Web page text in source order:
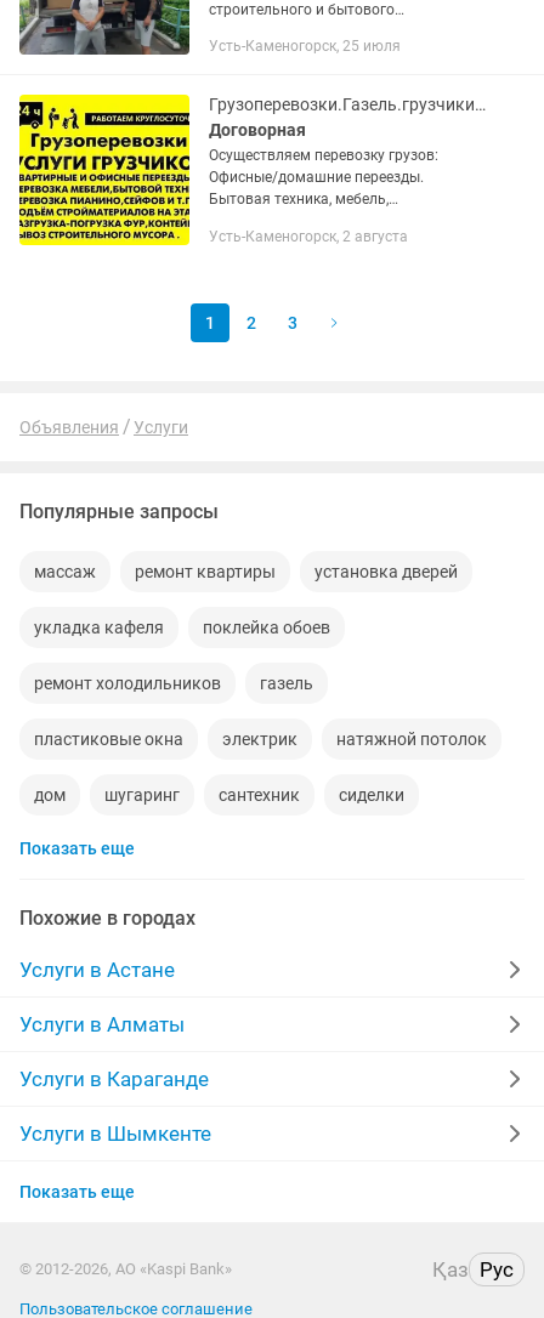
строительного и бытового
стройматериала. Недорого.
выходных.
Усть-Каменогорск, 25 июля
Грузоперевозки.Газель.грузчики.Переезд.Доставки.Вывоз мусора.
Договорная
Осуществляем перевозку грузов:
Офисные/домашние переезды.
Бытовая техника, мебель,
изделия и.т.д. Продукты питания ТНП.
Усть-Каменогорск, 2 августа
1 2 3
Объявления Услуги
Популярные запросы
массаж ремонт квартиры установка дверей
укладка кафеля поклейка обоев
ремонт холодильников газель
пластиковые окна электрик натяжной потолок
дом шугаринг сантехник сиделки
квартиры в рассрочку
москитные сетки
ремонт стиральных машин
грузоперевозки газель
манипулятор реставрация мебели
ремонт компьютер
Показать еще
Похожие в городах
Услуги в Астане
Услуги в Алматы
Услуги в Караганде
Услуги в Шымкенте
Услуги в Актобе
Услуги в Павлодаре
Показать еще
© 2012-2026, АО «Kaspi Bank» Қаз Рус
Пользовательское соглашение